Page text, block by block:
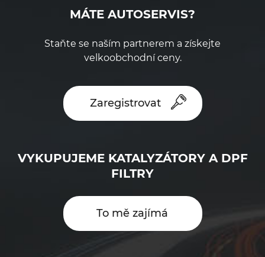
MÁTE AUTOSERVIS?
Staňte se naším partnerem a získejte
velkoobchodní ceny.
Zaregistrovat
VYKUPUJEME KATALYZÁTORY A DPF
FILTRY
To mě zajímá